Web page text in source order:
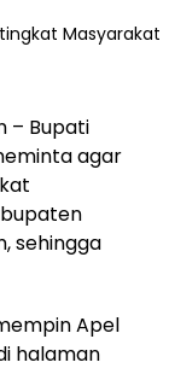
– Bupati
agar
sehingga
Apel
halaman